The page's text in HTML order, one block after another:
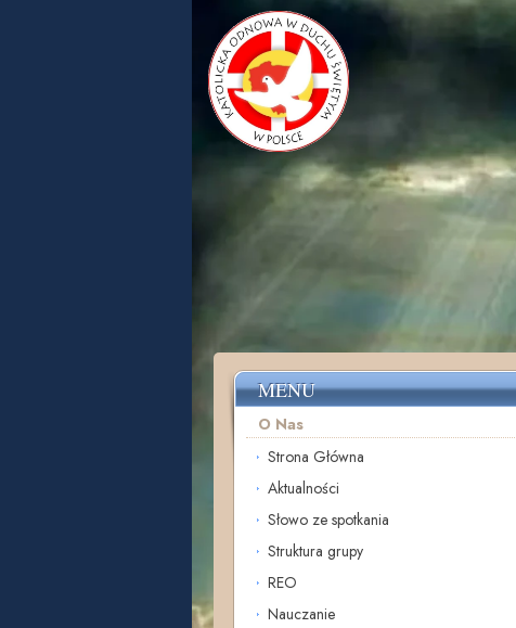
MENU
O Nas
Strona Główna
Aktualności
Słowo ze spotkania
Struktura grupy
REO
Nauczanie